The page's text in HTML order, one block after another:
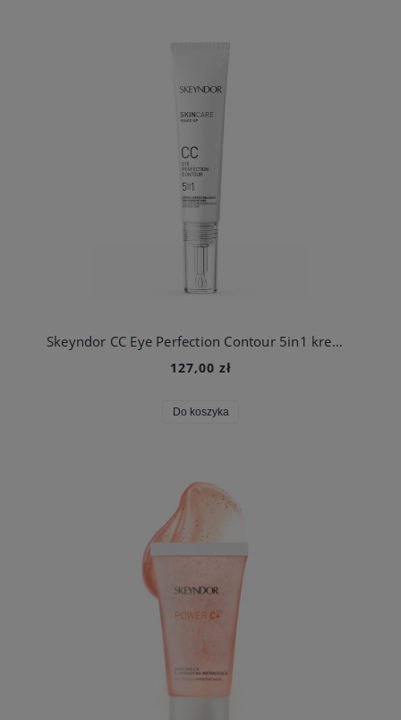
Skeyndor CC Eye Perfection Contour 5in1 krem CC do pielęgnacji okolic oczu
127,00 zł
Do koszyka